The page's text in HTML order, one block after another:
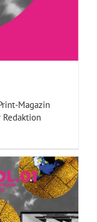
Magazin
Redaktion